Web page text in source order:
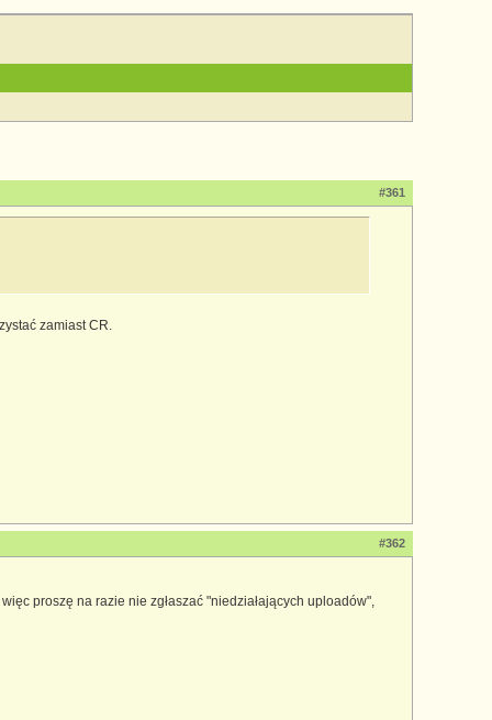
#361
zamiast CR.
#362
proszę na razie nie zgłaszać "niedziałających uploadów",